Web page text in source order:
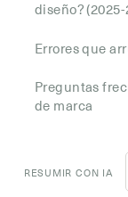
diseño?
Errores que
Preguntas
de marca
RESUMIR CON IA